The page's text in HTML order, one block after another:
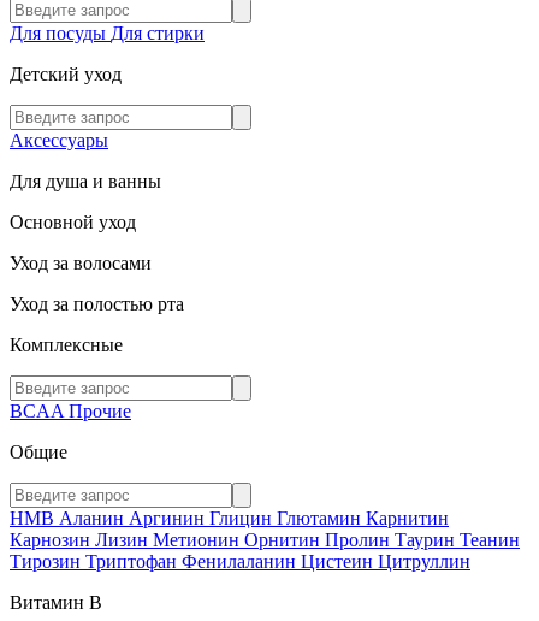
Для посуды Для стирки
Детский уход
Аксессуары
Для душа и ванны
Основной уход
Уход за волосами
Уход за полостью рта
Комплексные
BCAA Прочие
Общие
HMB Аланин Аргинин Глицин Глютамин Карнитин
Карнозин Лизин Метионин Орнитин Пролин Таурин Теанин
Тирозин Триптофан Фенилаланин Цистеин Цитруллин
Витамин В